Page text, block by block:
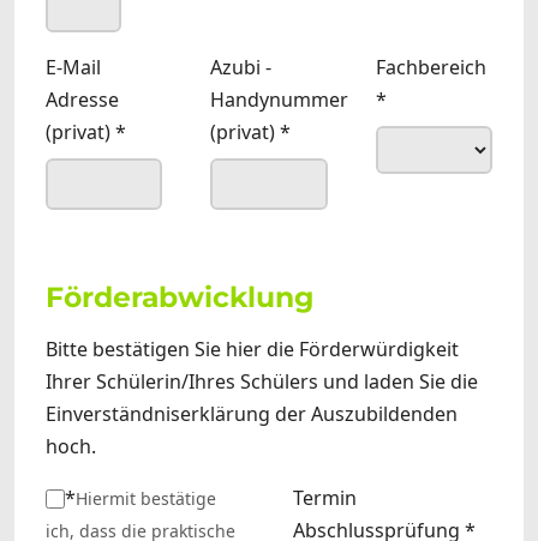
E-Mail
Adresse
(privat)*
Azubi -
Handynummer
(privat)*
Fachbereich
*
Förderabwicklung
Bitte bestätigen Sie hier die Förderwürdigkeit
Ihrer Schülerin/Ihres Schülers und laden Sie die
Einverständniserklärung der Auszubildenden
hoch.
*Hiermit bestätige
ich, dass die praktische
Termin
Abschlussprüfung *